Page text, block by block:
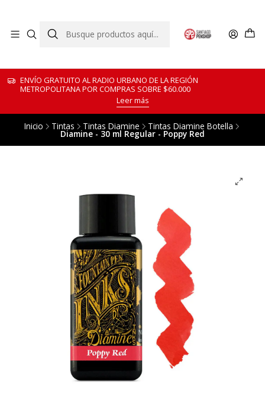
ENVÍO GRATUITO AL RADIO URBANO DE LA REGIÓN
METROPOLITANA POR COMPRAS SOBRE $60.000
Leer más
Inicio Tintas Tintas Diamine Tintas Diamine Botella
Diamine - 30 ml Regular - Poppy Red